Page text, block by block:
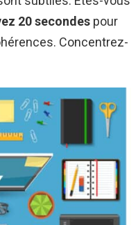
20 secondes pour
Concentrez-